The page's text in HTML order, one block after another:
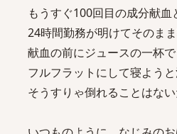
もうすぐ100回目の成分献血
24時間勤務が明けてそのま
献血の前にジュースの一杯
フルフラットにして寝ようと
そうすりゃ倒れることはない